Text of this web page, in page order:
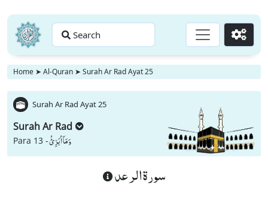
Search Go
Home ➤ Al-Quran ➤ Surah Ar Rad Ayat 25
Surah Ar Rad Ayat 25
Surah Ar Rad
Para 13 -وَ مَاۤ اُبَرِّئُ
سورة الرعد